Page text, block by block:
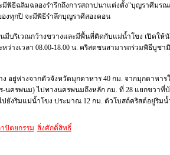
มีพิธีฉลิมฉลองรำรึกถึงการสถาปนาแต่งตั้ง"บุญราศีมร
งทุกปี จะมีพิธีรำลึกบุญราศีสองคอน
มีบริเวณกว้างขวางและมีพื้นที่ติดกับแม่น้ำโขง เปิดให้นั
หว่างเวลา 08.00-18.00 น. คริสตชนสามารถร่วมพิธีบูช
ง อยู่ห่างจากตัวจังหวัดมุกดาหาร 40 กม. จากมุกดาหาร
-นครพนม) ไปทางนครพนมถึงหลัก กม. ที่ 28 แยกขวาที่
ยังริมแม่น้ำโขง ประมาณ 12 กม. ตัวโบสถ์คริสต์อยู่ริมน้ำ
ปัตยกรรม สิ่งศักดิ์สิทธิ์